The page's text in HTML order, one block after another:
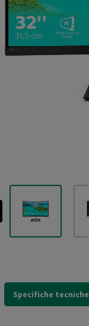
Specifiche tecniche